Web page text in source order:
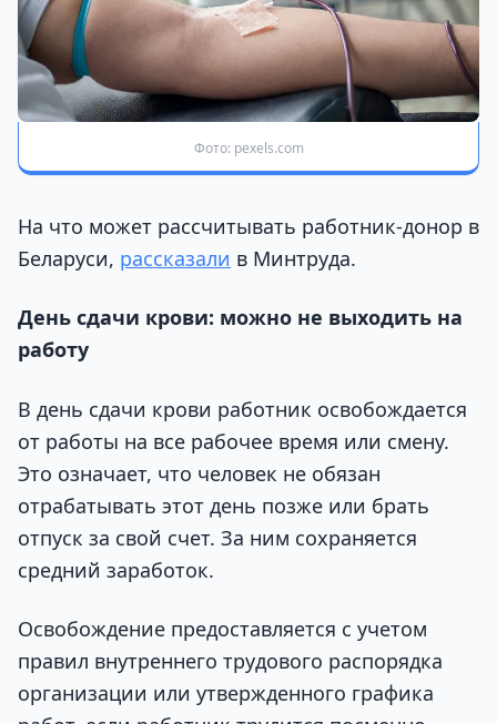
Фото: pexels.com
На что может рассчитывать работник-донор в
Беларуси, рассказали в Минтруда.
День сдачи крови: можно не выходить на
работу
В день сдачи крови работник освобождается
от работы на все рабочее время или смену.
Это означает, что человек не обязан
отрабатывать этот день позже или брать
отпуск за свой счет. За ним сохраняется
средний заработок.
Освобождение предоставляется с учетом
правил внутреннего трудового распорядка
организации или утвержденного графика